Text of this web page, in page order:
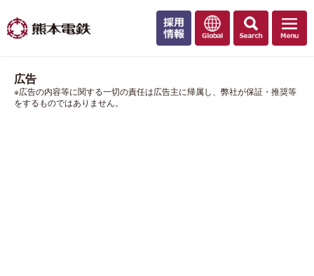
広告
※広告の内容等に関する一切の責任は広告主に帰属し、弊社が保証・推奨等
をするものではありません。